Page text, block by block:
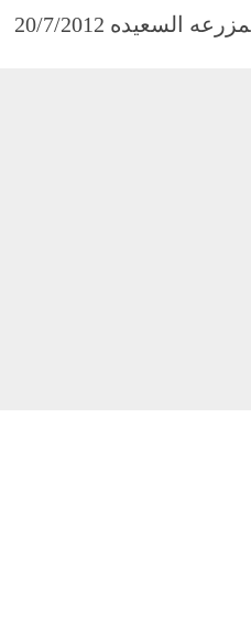
20/7/2012